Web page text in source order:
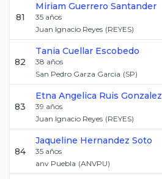
81
Miriam Guerrero Santander
35 años
Juan Ignacio Reyes (REYES)
82
Tania Cuellar Escobedo
38 años
San Pedro Garza Garcia (SP)
83
Etna Angelica Ruis Gonzalez
39 años
Juan Ignacio Reyes (REYES)
84
Jaqueline Hernandez Soto
35 años
anv Puebla (ANVPU)